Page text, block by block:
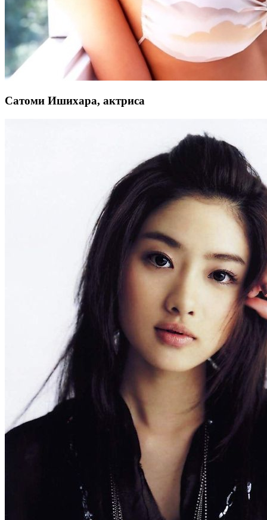
Сатоми Ишихара, актриса